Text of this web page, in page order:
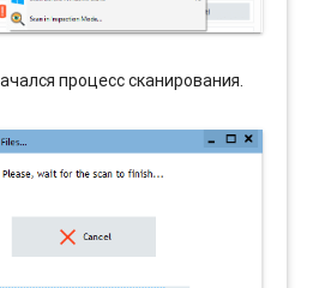
процесс сканирования.